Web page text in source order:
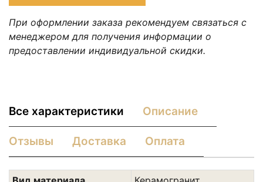
При оформлении заказа рекомендуем связаться с
менеджером для получения информации о
предоставлении индивидуальной скидки.
Все характеристики Описание
Отзывы Доставка Оплата